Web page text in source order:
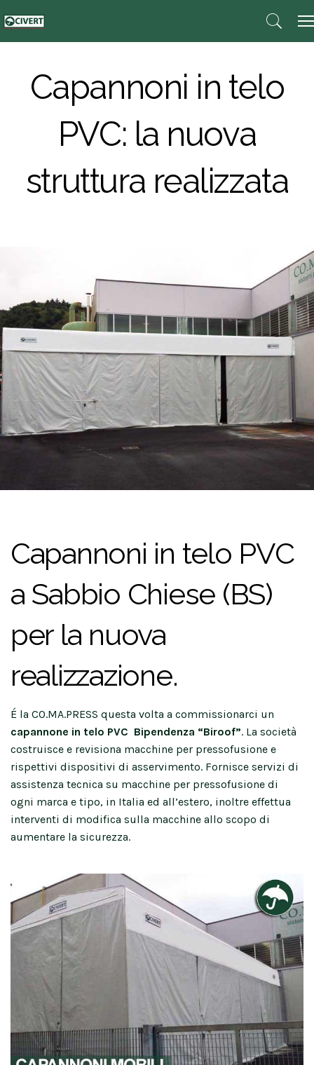
Capannoni in telo
PVC: la nuova
struttura realizzata
Capannoni in telo PVC
a Sabbio Chiese (BS)
per la nuova
realizzazione.
É la CO.MA.PRESS questa volta a commissionarci un
capannone in telo PVC Bipendenza “Biroof”. La società
costruisce e revisiona macchine per pressofusione e
rispettivi dispositivi di asservimento. Fornisce servizi di
assistenza tecnica su macchine per pressofusione di
ogni marca e tipo, in Italia ed all’estero, inoltre effettua
interventi di modifica sulla macchine allo scopo di
aumentare la sicurezza.